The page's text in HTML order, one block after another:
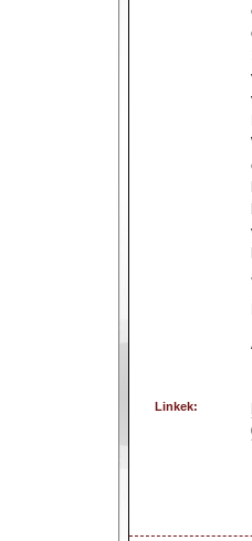
Linkek: